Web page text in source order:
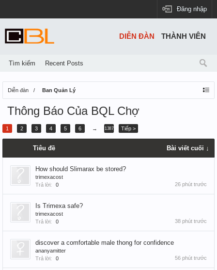
Đăng nhập
Diễn đàn Ban Quản Lý
Thông Báo Của BQL Chợ
1 2 3 4 5 6 → 1387 Tiếp >
Tiêu đề Bài viết cuối ↓
How should Slimarax be stored?
trimexacost
Trả lời:
0 26 phút trước
Is Trimexa safe?
trimexacost
Trả lời:
0 38 phút trước
discover a comfortable male thong for confidence
ananyamitter
Trả lời:
0 56 phút trước
DIỄN ĐÀN
Tìm kiếm Recent Posts
THÀNH VIÊN